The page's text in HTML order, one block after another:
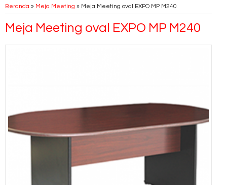
Beranda » Meja Meeting » Meja Meeting oval EXPO MP M240
Meja Meeting oval EXPO MP M240